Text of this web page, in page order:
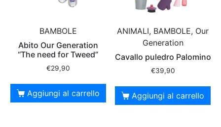
BAMBOLE
Abito Our Generation
“The need for Tweed”
€29,90
Aggiungi al carrello
ANIMALI, BAMBOLE, Our
Generation
Cavallo puledro Palomino
€39,90
Aggiungi al carrello